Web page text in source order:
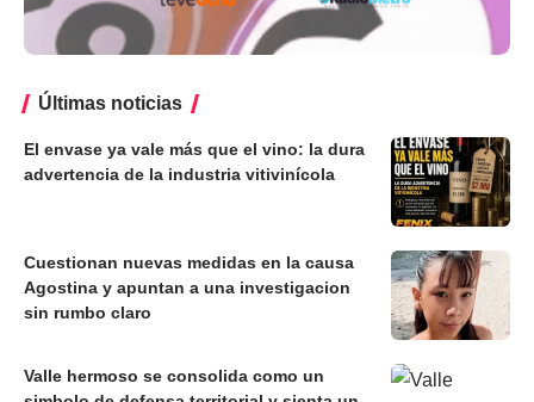
Últimas noticias
El envase ya vale más que el vino: la dura
advertencia de la industria vitivinícola
Cuestionan nuevas medidas en la causa
Agostina y apuntan a una investigacion
sin rumbo claro
Valle hermoso se consolida como un